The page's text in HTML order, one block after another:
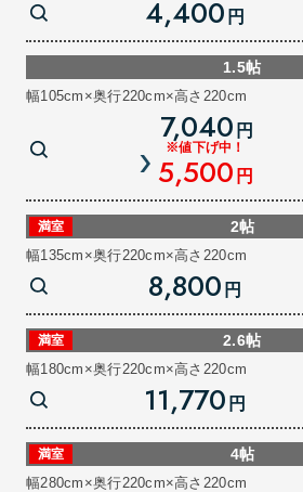
4,400 円
1.5帖
幅105cm×奥行220cm×高さ220cm
7,040 円
※値下げ中！
5,500 円
2帖
幅135cm×奥行220cm×高さ220cm
満室
8,800 円
2.6帖
幅180cm×奥行220cm×高さ220cm
満室
11,770 円
4帖
幅280cm×奥行220cm×高さ220cm
満室